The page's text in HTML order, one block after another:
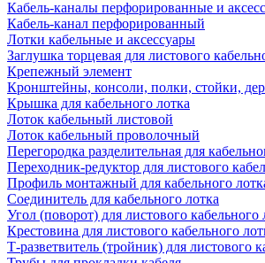
Кабель-каналы перфорированные и
Кабель-канал перфорированный
Лотки кабельные и аксессуары
Заглушка торцевая для листового
Крепежный элемент
Кронштейны, консоли, полки, стойки,
Крышка для кабельного лотка
Лоток кабельный листовой
Лоток кабельный проволочный
Перегородка разделительная для
Переходник-редуктор для листового
Профиль монтажный для кабельного
Соединитель для кабельного лотка
Угол (поворот) для листового кабельного
Крестовина для листового кабельного
Т-разветвитель (тройник) для листового